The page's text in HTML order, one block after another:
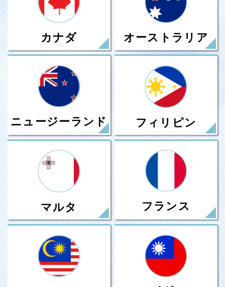
カナダ オーストラリア
ニュージーランド フィリピン
マルタ フランス